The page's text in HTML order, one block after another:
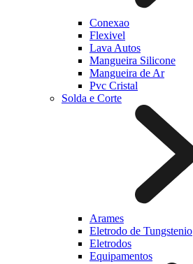
Conexao
Flexivel
Lava Autos
Mangueira Silicone
Mangueira de Ar
Pvc Cristal
Solda e Corte
Arames
Eletrodo de Tungstenio
Eletrodos
Equipamentos